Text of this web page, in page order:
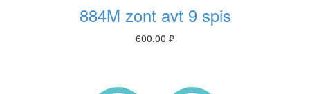
884M zont avt 9 spis
600.00 ₽